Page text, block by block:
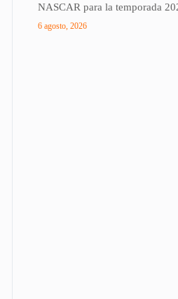
NASCAR para la temporada
6 agosto, 2026